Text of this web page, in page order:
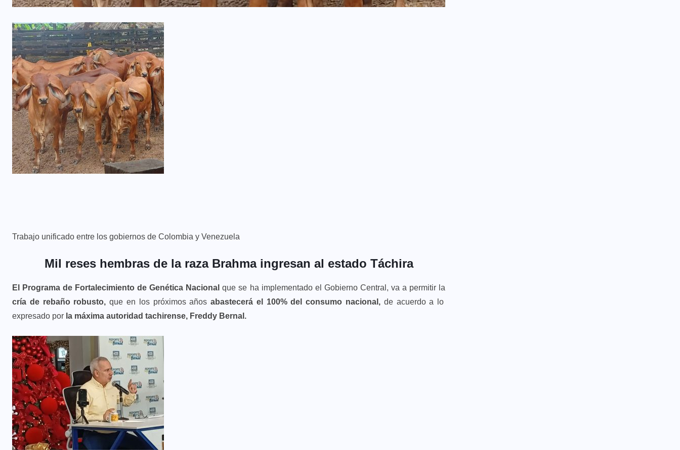
Trabajo unificado entre los gobiernos de Colombia y Venezuela
Mil reses hembras de la raza Brahma ingresan al estado Táchira
El Programa de Fortalecimiento de Genética Nacional que se ha implementado el Gobierno Central, va a permitir la
cría de rebaño robusto, que en los próximos añosabastecerá el 100% del consumo nacional, de acuerdo a lo
expresado por la máxima autoridad tachirense, Freddy Bernal.